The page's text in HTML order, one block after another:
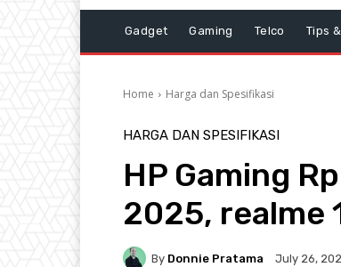
Gadget Gaming Telco Tips
Home Harga dan Spesifikasi
HARGA DAN SPESIFIKASI
HP Gaming
2025, realme
By Donnie Pratama July 26,